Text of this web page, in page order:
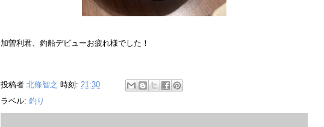
加曽利君、釣船デビューお疲れ様でした！
投稿者 北條智之 時刻: 21:30
ラベル: 釣り